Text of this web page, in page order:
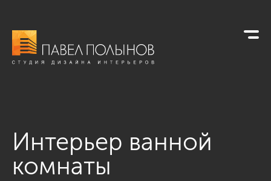
Интерьер ванной
комнаты